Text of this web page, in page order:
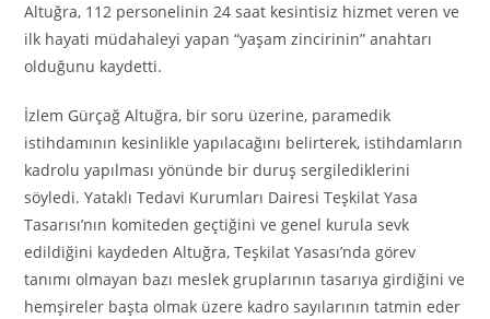
Altuğra, 112 personelinin 24 saat kesintisiz hizmet veren ve
ilk hayati müdahaleyi yapan “yaşam zincirinin” anahtarı
olduğunu kaydetti.
İzlem Gürçağ Altuğra, bir soru üzerine, paramedik
istihdamının kesinlikle yapılacağını belirterek, istihdamların
kadrolu yapılması yönünde bir duruş sergilediklerini
söyledi. Yataklı Tedavi Kurumları Dairesi Teşkilat Yasa
Tasarısı’nın komiteden geçtiğini ve genel kurula sevk
edildiğini kaydeden Altuğra, Teşkilat Yasası’nda görev
tanımı olmayan bazı meslek gruplarının tasarıya girdiğini ve
hemşireler başta olmak üzere kadro sayılarının tatmin eder